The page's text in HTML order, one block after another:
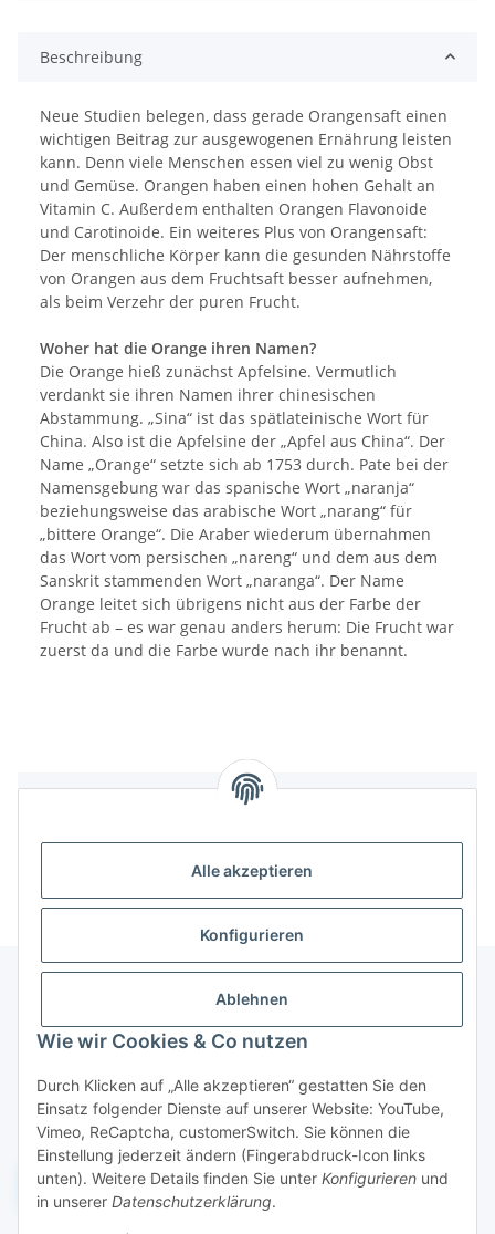
Alle akzeptieren
Konfigurieren
Ablehnen
Wie wir Cookies & Co nutzen
Durch Klicken auf „Alle akzeptieren“ gestatten Sie den
Einsatz folgender Dienste auf unserer Website: YouTube,
Vimeo, ReCaptcha, customerSwitch. Sie können die
Einstellung jederzeit ändern (Fingerabdruck-Icon links
unten). Weitere Details finden Sie unter Konfigurieren und
in unserer Datenschutzerklärung.
Beschreibung
Neue Studien belegen, dass gerade Orangensaft einen
wichtigen Beitrag zur ausgewogenen Ernährung leisten
kann. Denn viele Menschen essen viel zu wenig Obst
und Gemüse. Orangen haben einen hohen Gehalt an
Vitamin C. Außerdem enthalten Orangen Flavonoide
und Carotinoide. Ein weiteres Plus von Orangensaft:
Der menschliche Körper kann die gesunden Nährstoffe
von Orangen aus dem Fruchtsaft besser aufnehmen,
als beim Verzehr der puren Frucht.
Woher hat die Orange ihren Namen?
Die Orange hieß zunächst Apfelsine. Vermutlich
verdankt sie ihren Namen ihrer chinesischen
Abstammung. „Sina“ ist das spätlateinische Wort für
China. Also ist die Apfelsine der „Apfel aus China“. Der
Name „Orange“ setzte sich ab 1753 durch. Pate bei der
Namensgebung war das spanische Wort „naranja“
beziehungsweise das arabische Wort „narang“ für
„bittere Orange“. Die Araber wiederum übernahmen
das Wort vom persischen „nareng“ und dem aus dem
Sanskrit stammenden Wort „naranga“. Der Name
Orange leitet sich übrigens nicht aus der Farbe der
Frucht ab – es war genau anders herum: Die Frucht war
zuerst da und die Farbe wurde nach ihr benannt.
Informationen
Gesetzliche Informationen
Widerruf einreichen